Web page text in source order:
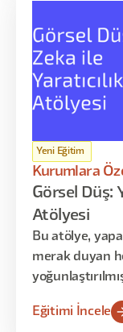
üzerine
Yeni Eğitim
Kurumlara
Görsel Düş:
Atölyesi
Bu atölye,
merak duyan
kendi üretim
Eğitimi İncele